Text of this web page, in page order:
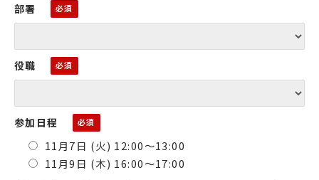
部署
役職
参加日程
11月7日 (火) 12:00〜13:00
11月9日 (木) 16:00〜17:00